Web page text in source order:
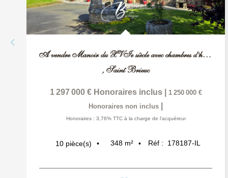
A vendre Manoir du XVIe siècle avec chambres d'hôtes et...
, Saint Brieuc
1 297 000 € Honoraires inclus
1 250 000 €
Honoraires non inclus
Honoraires : 3,76% TTC à la charge de l'acquéreur
10 pièce(s) 348 m² Réf : 178187-IL